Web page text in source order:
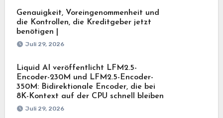
Genauigkeit, Voreingenommenheit und
die Kontrollen, die Kreditgeber jetzt
benötigen |
Juli 29, 2026
Liquid AI veröffentlicht LFM2.5-
Encoder-230M und LFM2.5-Encoder-
350M: Bidirektionale Encoder, die bei
8K-Kontext auf der CPU schnell bleiben
Juli 29, 2026